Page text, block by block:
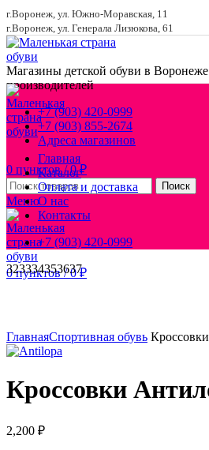
г.Воронеж, ул. Южно-Моравская, 11
г.Воронеж, ул. Генерала Лизюкова, 61
Магазины детской обуви в Воронеже
производителей
+7 (903) 420-0999
+7 (903) 855-2674
Адреса магазинов
0 пунктов / 0₽
Поиск
Меню
0пунктов / 0₽
Главная
Каталог
Оплата и доставка
О нас
Контакты
+7 (903) 420-0999
323334353637
ГлавнаяСпортивная обувь
Кроссовки
2,200 ₽